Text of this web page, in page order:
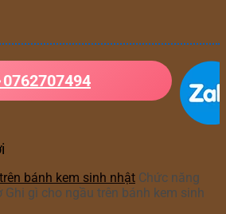
0762707494
bánh kem sinh nhật Chức năng
Ghi gì cho ngầu trên bánh kem sinh